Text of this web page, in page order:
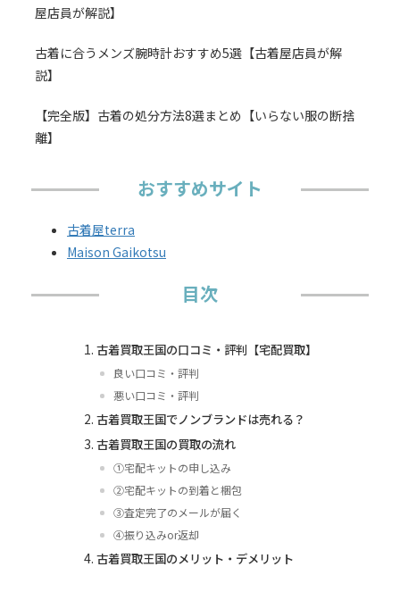
屋店員が解説】
古着に合うメンズ腕時計おすすめ5選【古着屋店員が解
説】
【完全版】古着の処分方法8選まとめ【いらない服の断捨
離】
おすすめサイト
古着屋terra
Maison Gaikotsu
目次
古着買取王国の口コミ・評判【宅配買取】
良い口コミ・評判
悪い口コミ・評判
古着買取王国でノンブランドは売れる？
古着買取王国の買取の流れ
①宅配キットの申し込み
②宅配キットの到着と梱包
③査定完了のメールが届く
④振り込みor返却
古着買取王国のメリット・デメリット